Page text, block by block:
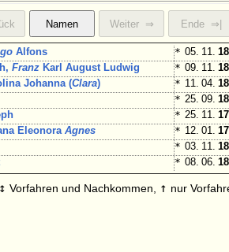
Alfons * 05. 11.
Franz Karl August Ludwig * 09. 11.
Johanna (Clara) * 11. 04.
* 25. 09.
* 25. 11.
EleonoraAgnes * 12. 01.
* 03. 11.
* 08. 06.
↕ Vorfahren und Nachkommen, ↑ nur